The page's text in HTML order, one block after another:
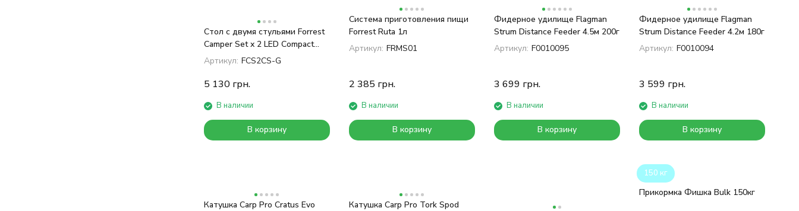
Стол с двумя стульями Forrest
Camper Set x 2 LED Compact
Series Green
Артикул: FCS2CS-G
5 130 грн.
В наличии
В корзину
Система приготовления пищи
Forrest Ruta 1л
Артикул: FRMS01
2 385 грн.
В наличии
В корзину
Фидерное удилище Flagman
Strum Distance Feeder 4.5м 200г
Артикул: F0010095
3 699 грн.
В наличии
В корзину
Фидерное удилище Flagman
Strum Distance Feeder 4.2м 180г
Артикул: F0010094
3 599 грн.
В наличии
В корзину
Катушка Carp Pro Cratus Evo
Катушка Carp Pro Tork Spod
150 кг
Прикормка Фишка Bulk 150кг